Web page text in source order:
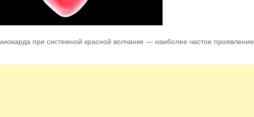
при системной красной волчанке — наиболее частое проявление